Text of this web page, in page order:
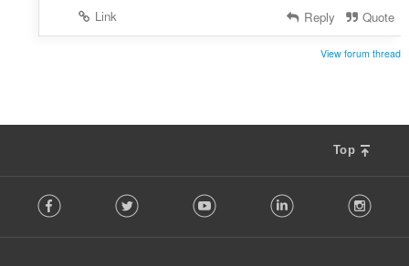
Link
Reply Quote
View forum thread
Top
o Facebook Twitter Youtube LinkedIn